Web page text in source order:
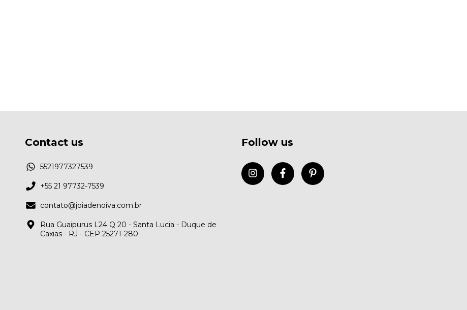
Contact us
5521977327539
+55 21 97732-7539
contato@joiadenoiva.com.br
Rua Guaipurus L24 Q 20 - Santa Lucia - Duque de
Caxias - RJ - CEP 25271-280
Follow us